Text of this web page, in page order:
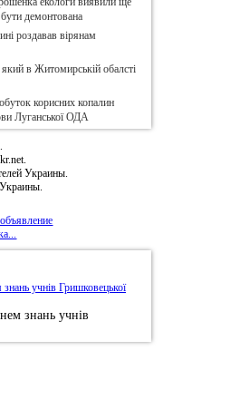
демонтована
роздавав вірянам
в Житомирській обалсті
корисних копалин
Луганської ОДА
.
Украины.
знань учнів